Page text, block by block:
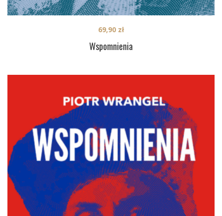
Wspomnienia
69,90 zł